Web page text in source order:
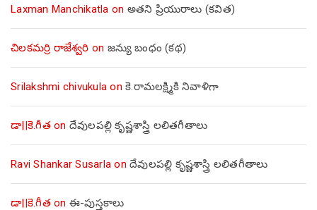
Laxman Manchikatla on అతని ప్రియురాలు (కవిత)
చిలకమర్రి రాజేశ్వరి on జన్యు బంధం (కథ)
Srilakshmi chivukula on కె.రామలక్ష్మికి నివాళిగా
డా||కె.గీత on దేవులపల్లి కృష్ణశాస్త్రి లలితగీతాలు
Ravi Shankar Susarla on దేవులపల్లి కృష్ణశాస్త్రి లలితగీతాలు
డా||కె.గీత on ఈ-పుస్తకాలు